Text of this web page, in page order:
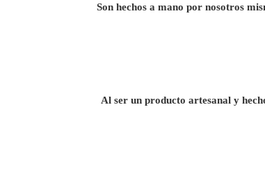
Son hechos a mano por nosotros
Al ser un producto artesanal y